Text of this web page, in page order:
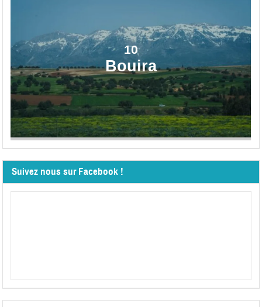
10
Bouira
Suivez nous sur Facebook !